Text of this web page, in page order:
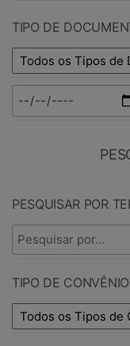
TIPO DE
PESQUISAR POR
TIPO DE CONVÊNIO